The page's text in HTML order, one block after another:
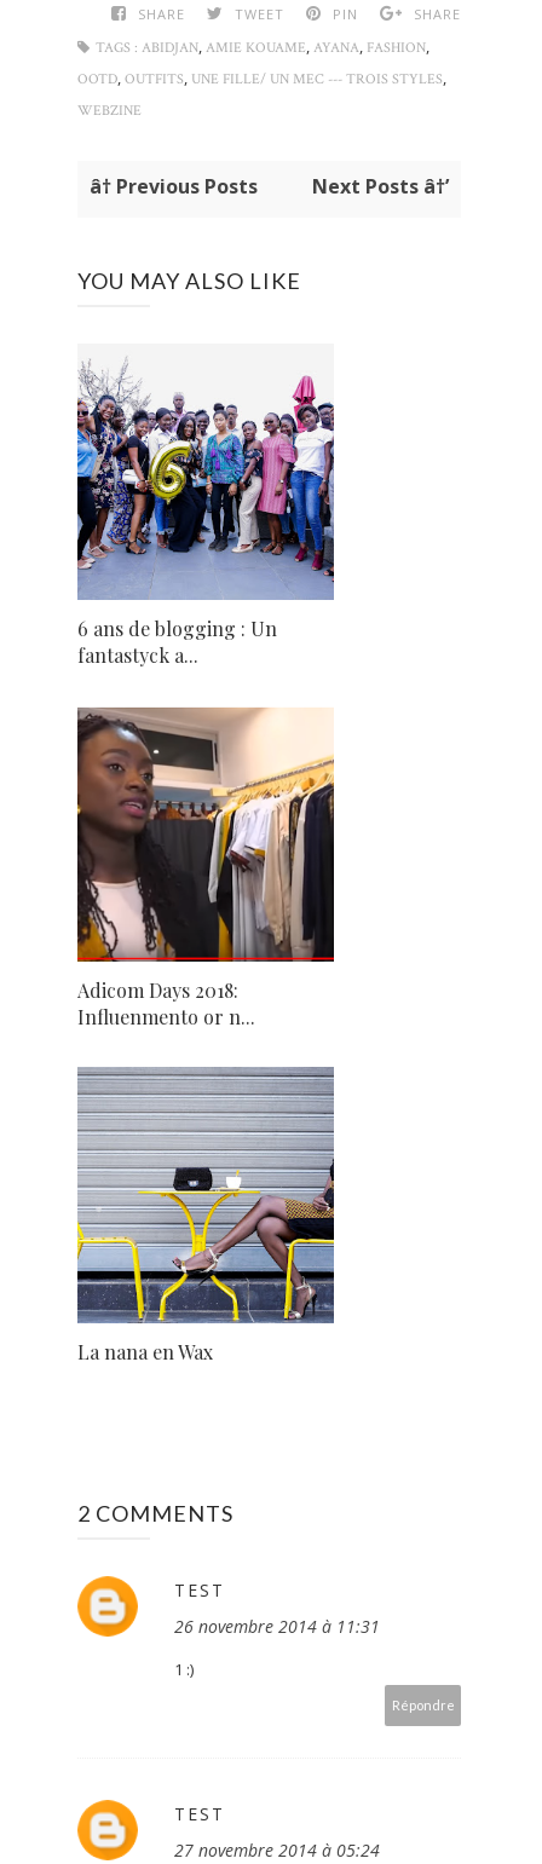
SHARE TWEET PIN
SHARE
TAGS : ABIDJAN, AMIE KOUAME, AYANA, FASHION,
OOTD, OUTFITS, UNE FILLE/ UN MEC --- TROIS STYLES,
WEBZINE
â† Previous Posts Next Posts â†’
YOU MAY ALSO LIKE
6 ans de blogging : Un
fantastyck a...
Adicom Days 2018:
Influenmento or n...
La nana en Wax
2 COMMENTS
TEST
26 novembre 2014 à 11:31
1 :)
Répondre
TEST
27 novembre 2014 à 05:24